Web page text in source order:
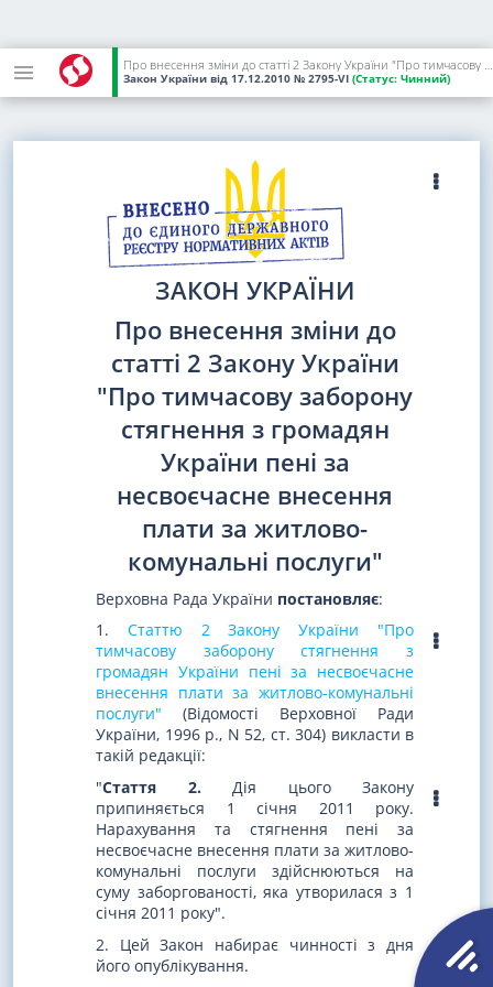
Про внесення зміни до статті 2 Закону України "Про тимчасову заборону стягнення з громадян України пені за несвоєчасне внесення плати за житлово-комунальні послуги"
Закон України від 17.12.2010 № 2795-VI (Статус: Чинний)
ЗАКОН УКРАЇНИ
Про внесення зміни до
статті 2 Закону України
"Про тимчасову заборону
стягнення з громадян
України пені за
несвоєчасне внесення
плати за житлово-
комунальні послуги"
Верховна Рада України постановляє:
1. Статтю 2 Закону України "Про
тимчасову заборону стягнення з
громадян України пені за несвоєчасне
внесення плати за житлово-комунальні
послуги" (Відомості Верховної Ради
України, 1996 р., N 52, ст. 304) викласти в
такій редакції:
"Стаття 2.Дія цього Закону
припиняється 1 січня 2011 року.
Нарахування та стягнення пені за
несвоєчасне внесення плати за житлово-
комунальні послуги здійснюються на
суму заборгованості, яка утворилася з 1
січня 2011 року".
2. Цей Закон набирає чинності з дня
його опублікування.